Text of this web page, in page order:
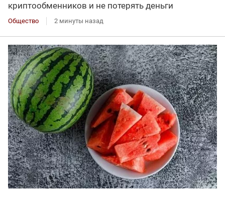
криптообменников и не потерять деньги
Общество 2 минуты назад